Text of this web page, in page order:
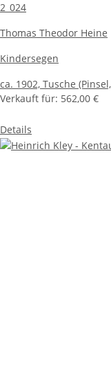
2_024
Thomas Theodor Heine
Kindersegen
ca. 1902, Tusche
Verkauft für: 562,00 €
Details